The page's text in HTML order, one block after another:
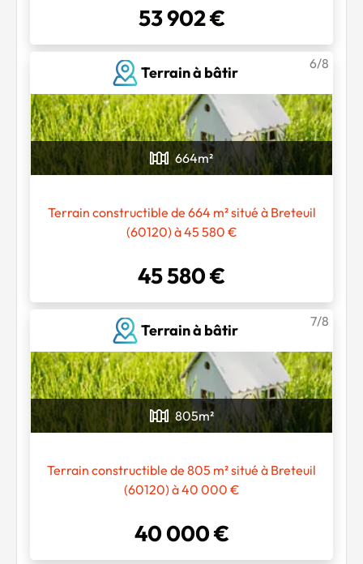
53 902 €
Terrain à bâtir
6/8
664m²
Terrain constructible de 664 m² situé à Breteuil
(60120) à 45 580 €
45 580 €
Terrain à bâtir
7/8
805m²
Terrain constructible de 805 m² situé à Breteuil
(60120) à 40 000 €
40 000 €